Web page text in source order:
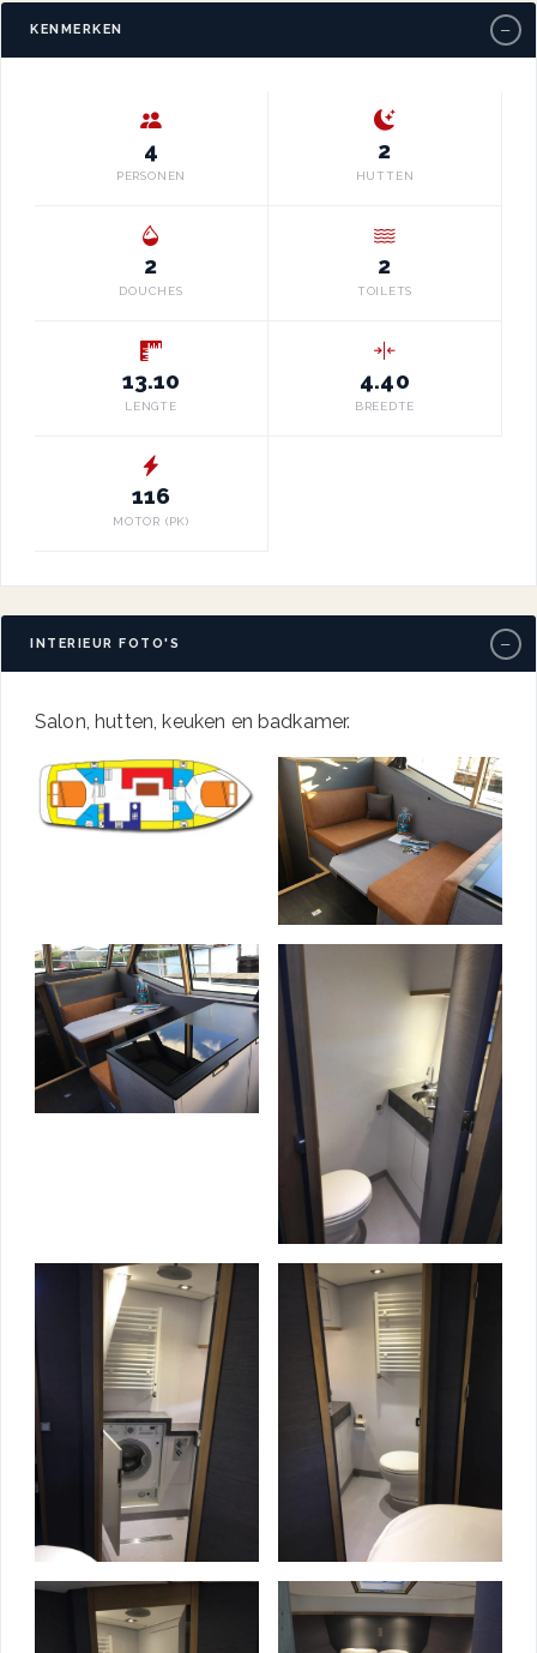
KENMERKEN −
4
PERSONEN
2
HUTTEN
2
DOUCHES
2
TOILETS
13.10
LENGTE
4.40
BREEDTE
116
MOTOR (PK)
INTERIEUR FOTO'S −
Salon, hutten, keuken en badkamer.